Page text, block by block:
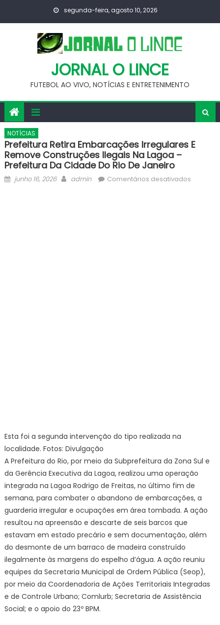
segunda-feira, agosto 10, 2026
JORNAL O LINCE
FUTEBOL AO VIVO, NOTÍCIAS E ENTRETENIMENTO
NOTÍCIAS
Prefeitura Retira Embarcações Irregulares E
Remove Construções Ilegais Na Lagoa –
Prefeitura Da Cidade Do Rio De Janeiro
Posted
junho 16, 2026 Author
admin Comentários desativadosem
Esta foi a segunda intervenção do tipo realizada na
localidade. Fotos: Divulgação
A Prefeitura do Rio, por meio da Subprefeitura da Zona Sul e
da Gerência Executiva da Lagoa, realizou uma operação
integrada na Lagoa Rodrigo de Freitas, no último fim de
semana, para combater o abandono de embarcações, a
guarderia irregular e ocupações em área tombada. A ação
resultou na apreensão e descarte de seis barcos que
estavam em estado precário e sem documentação, além
do desmonte de um barraco de madeira construído
ilegalmente às margens do espelho d’água. A ação reuniu
equipes da Secretaria Municipal de Ordem Pública (Seop),
por meio da Coordenadoria de Ações Territoriais Integradas
e de Controle Urbano; Comlurb; Secretaria de Assistência
Social; e o apoio do 23º BPM.